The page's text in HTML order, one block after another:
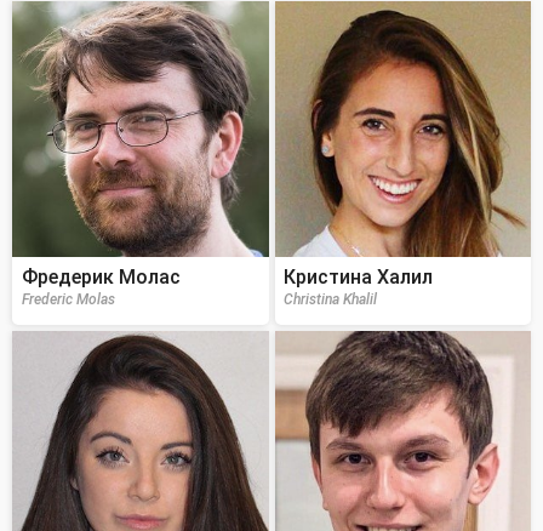
Фредерик Молас
Frederic Molas
Кристина Халил
Christina Khalil